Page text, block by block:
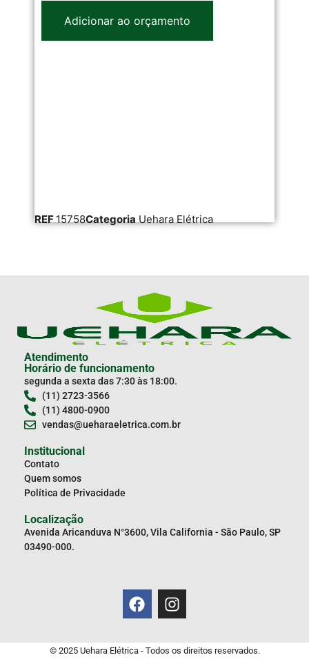
Adicionar ao orçamento
REF15758Categoria Uehara Elétrica
Atendimento
Horário de funcionamento
segunda a sexta das 7:30 às 18:00.
(11) 2723-3566
(11) 4800-0900
vendas@ueharaeletrica.com.br
Institucional
Contato
Quem somos
Política de Privacidade
Localização
Avenida Aricanduva N°3600, Vila California - São Paulo, SP
03490-000.
© 2025 Uehara Elétrica - Todos os direitos reservados.